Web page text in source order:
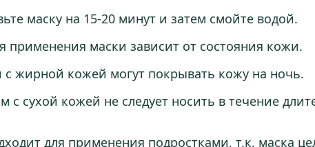
маску на 15-20 минут и затем смойте водой.
применения маски зависит от состояния кожи.
жирной кожей могут покрывать кожу на ночь.
с сухой кожей не следует носить в течение
для применения подростками, т.к. маска